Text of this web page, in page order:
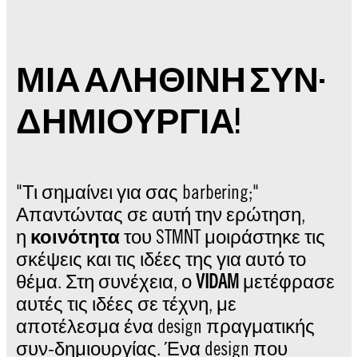
ΜΙΑ ΑΛΗΘΙΝΗ ΣΥΝ-
ΔΗΜΙΟΥΡΓΙΑ!
"Τι σημαίνει για σας barbering;"
Απαντώντας σε αυτή την ερώτηση,
η κοινότητατου STMNT μοιράστηκε τις
σκέψεις και τις ιδέες της για αυτό το
θέμα. Στη συνέχεια, οVIDAM μετέφρασε
αυτές τις ιδέες σε τέχνη, με
αποτέλεσμα ένα design πραγματικής
συν-δημιουργίας. Ένα design που